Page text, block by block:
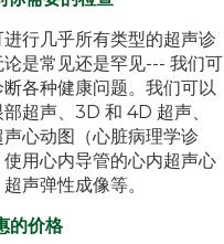
进行几乎所有类型的超声诊
论是常见还是罕见--- 我们可
各种健康问题。我们可以
超声、3D 和 4D 超声、
声心动图（心脏病理学诊
使用心内导管的心内超声心
声弹性成像等。
的价格